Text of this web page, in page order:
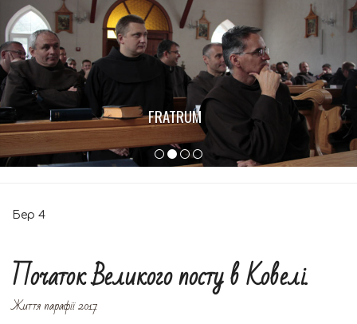
FRATRUM
Бер 4
Початок Великого посту в Ковелі.
Життя парафії 2017